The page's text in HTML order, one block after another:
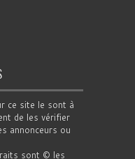
ce site le sont à
de les vérifier
annonceurs ou
sont © les